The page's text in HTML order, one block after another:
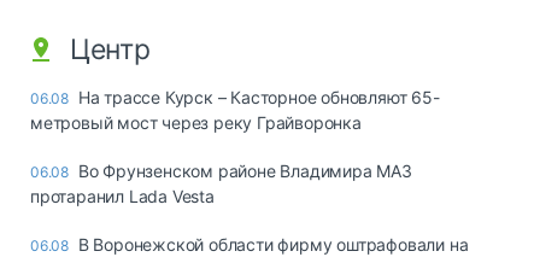
Центр
06.08 На трассе Курск – Касторное обновляют 65-
метровый мост через реку Грайворонка
06.08 Во Фрунзенском районе Владимира МАЗ
протаранил Lada Vesta
06.08 В Воронежской области фирму оштрафовали на